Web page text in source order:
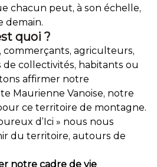
chacun peut, à son échelle,
demain.
quoi ?
commerçants, agriculteurs,
collectivités, habitants ou
affirmer notre
Maurienne Vanoise, notre
ce territoire de montagne.
d’Ici » nous nous
du territoire, autours de
notre cadre de vie